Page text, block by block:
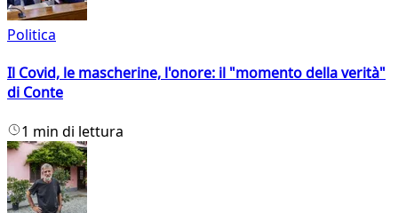
Politica
Il Covid, le mascherine, l'onore: il "momento della verità"
di Conte
1 min di lettura